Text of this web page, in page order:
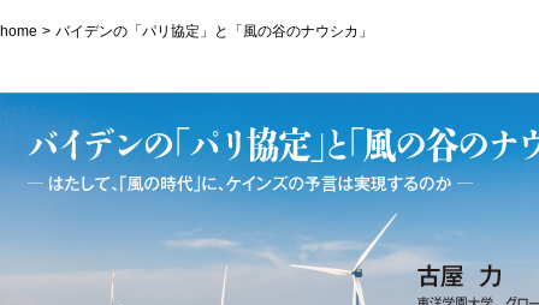
home バイデンの「パリ協定」と「風の谷のナウシカ」